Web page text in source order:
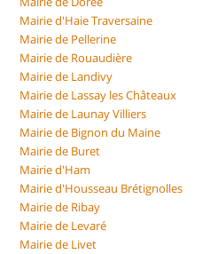
Mairie d'Haie Traversaine
Mairie de Pellerine
Mairie de Rouaudière
Mairie de Landivy
Mairie de Lassay les Châteaux
Mairie de Launay Villiers
Mairie de Bignon du Maine
Mairie de Buret
Mairie d'Ham
Mairie d'Housseau Brétignolles
Mairie de Ribay
Mairie de Levaré
Mairie de Livet